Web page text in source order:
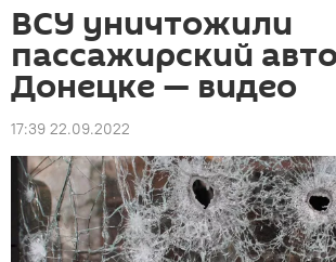
ВСУ уничтожили
пассажирский
Донецке — видео
17:39 22.09.2022